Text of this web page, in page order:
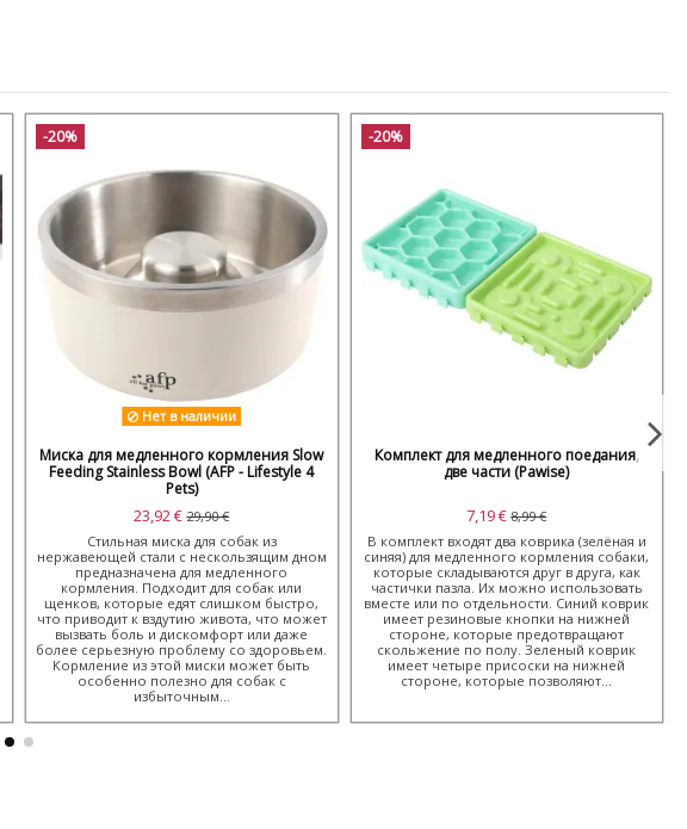
-20%
Нет в наличии
Миска для медленного кормления Slow
Feeding Stainless Bowl (AFP - Lifestyle 4
Pets)
23,92 €29,90 €
Стильная миска для собак из
нержавеющей стали с нескользящим дном
предназначена для медленного
кормления. Подходит для собак или
щенков, которые едят слишком быстро,
что приводит к вздутию живота, что может
вызвать боль и дискомфорт или даже
более серьезную проблему со здоровьем.
Кормление из этой миски может быть
особенно полезно для собак с
избыточным...
-20%
Комплект для медленного поедания,
две части (Pawise)
7,19 €8,99 €
В комплект входят два коврика (зелёная и
синяя) для медленного кормления собаки,
которые складываются друг в друга, как
частички пазла. Их можно использовать
вместе или по отдельности. Синий коврик
имеет резиновые кнопки на нижней
стороне, которые предотвращают
скольжение по полу. Зеленый коврик
имеет четыре присоски на нижней
стороне, которые позволяют...